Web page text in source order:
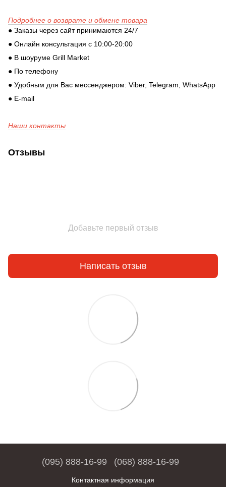
Подробнее о возврате и обмене товара
● Заказы через сайт принимаются 24/7
● Онлайн консультация с 10:00-20:00
● В шоуруме Grill Market
● По телефону
● Удобным для Вас мессенджером: Viber, Telegram, WhatsApp
● E-mail
Наши контакты
Отзывы
Добавьте первый отзыв
Написать отзыв
(095) 888-16-99 (068) 888-16-99
Контактная информация